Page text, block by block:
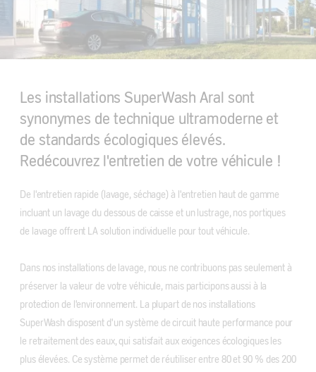
Les installations SuperWash Aral sont
synonymes de technique ultramoderne et
de standards écologiques élevés.
Redécouvrez l'entretien de votre véhicule !
De l'entretien rapide (lavage, séchage) à l'entretien haut de gamme
incluant un lavage du dessous de caisse et un lustrage, nos portiques
de lavage offrent LA solution individuelle pour tout véhicule.
Dans nos installations de lavage, nous ne contribuons pas seulement à
préserver la valeur de votre véhicule, mais participons aussi à la
protection de l'environnement. La plupart de nos installations
SuperWash disposent d'un système de circuit haute performance pour
le retraitement des eaux, qui satisfait aux exigences écologiques les
plus élevées. Ce système permet de réutiliser entre 80 et 90 % des 200